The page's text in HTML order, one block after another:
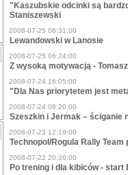
"Kaszubskie odcinki są
Staniszewski
2008-07-25 06:31:00
Lewandowski w Lanosie
2008-07-25 06:24:00
Z wysoką motywacją -
2008-07-24 16:05:00
"Dla Nas priorytetem jest
2008-07-24 08:20:00
Szeszkin i Jermak – ściganie
2008-07-23 12:19:00
Technopol/Rogula Rally
2008-07-22 20:36:00
Po trening i dla kibiców - start